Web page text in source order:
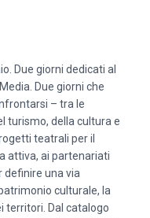
Due giorni dedicati al
Due giorni che
– tra le
turismo, della cultura e
teatrali per il
attiva, ai partenariati
definire una via
culturale, la
territori. Dal catalogo